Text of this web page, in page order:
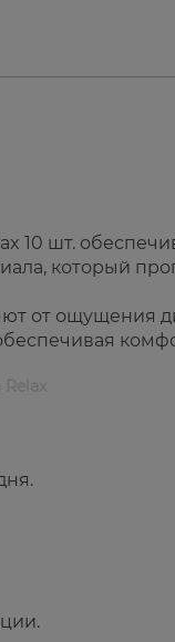
10 шт.
который
от ощущения